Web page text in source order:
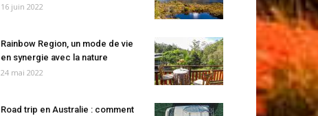
16 juin 2022
Rainbow Region, un mode de vie
en synergie avec la nature
24 mai 2022
Road trip en Australie : comment